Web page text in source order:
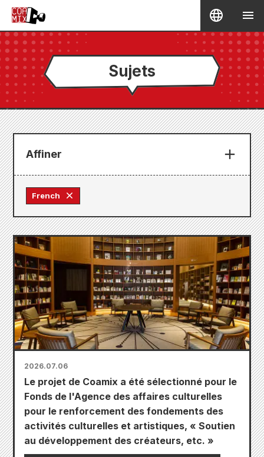
Sujets
Affiner
French
2026.07.06
Le projet de Coamix a été sélectionné pour le
Fonds de l'Agence des affaires culturelles
pour le renforcement des fondements des
activités culturelles et artistiques, « Soutien
au développement des créateurs, etc. »